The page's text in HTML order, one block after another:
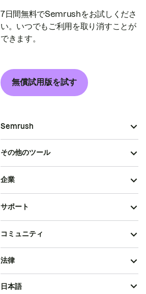
7日間無料でSemrushをお試しくださ
い。いつでもご利用を取り消すことが
できます。
無償試用版を試す
Semrush
その他のツール
企業
サポート
コミュニティ
法律
日本語